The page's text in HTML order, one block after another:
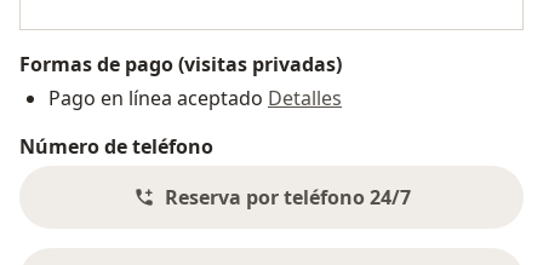
Formas de pago (visitas privadas)
Pago en línea aceptado Detalles
Número de teléfono
Reserva por teléfono 24/7